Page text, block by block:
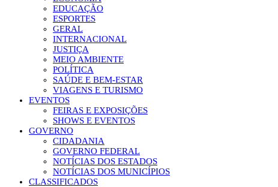
EDUCAÇÃO
ESPORTES
GERAL
INTERNACIONAL
JUSTIÇA
MEIO AMBIENTE
POLÍTICA
SAÚDE E BEM-ESTAR
VIAGENS E TURISMO
EVENTOS
FEIRAS E EXPOSIÇÕES
SHOWS E EVENTOS
GOVERNO
CIDADANIA
GOVERNO FEDERAL
NOTÍCIAS DOS ESTADOS
NOTÍCIAS DOS MUNICÍPIOS
CLASSIFICADOS